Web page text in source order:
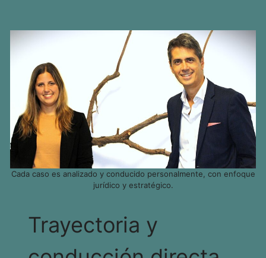
Cada caso es analizado y conducido personalmente, con enfoque
jurídico y estratégico.
Trayectoria y